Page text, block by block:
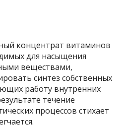
концентрат витаминов
для насыщения
веществами,
синтез собственных
работу внутренних
течение
процессов стихает